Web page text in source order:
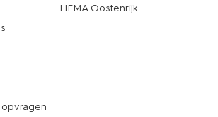
HEMA Oostenrijk